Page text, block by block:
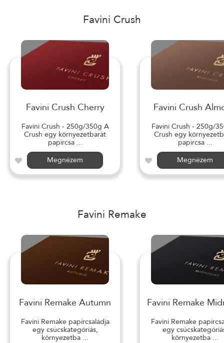
Favini Crush
Favini Crush Cherry
Favini Crush - 250g/350g A
Crush egy környezetbarát
papírcsa ...
Megnézem
Favini Crush
Favini Crush - 250g/
Crush egy
papírcsa ...
Megnézem
Favini Remake
Favini Remake Autumn
Favini Remake papírcsaládja
egy csúcskategóriás,
környezetba ...
Favini Remake
Favini Remake
egy
környezetba ...